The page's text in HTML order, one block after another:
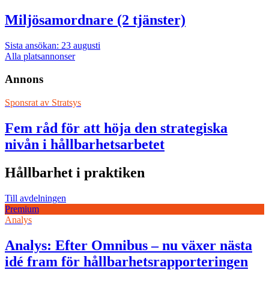
Miljösamordnare (2 tjänster)
Sista ansökan: 23 augusti
Alla platsannonser
Annons
Sponsrat av Stratsys
Fem råd för att höja den strategiska
nivån i hållbarhetsarbetet
Hållbarhet i praktiken
Till avdelningen
Premium
Analys
Analys: Efter Omnibus – nu växer nästa
idé fram för hållbarhetsrapporteringen